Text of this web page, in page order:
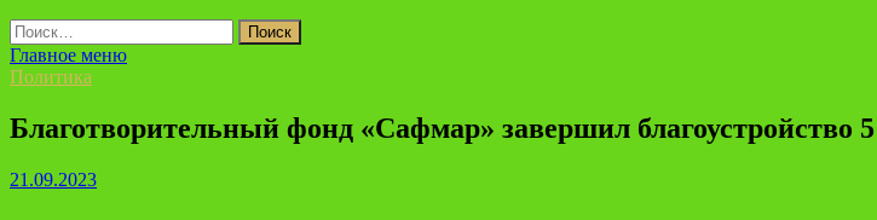
Найти:
Главное меню
Политика
Благотворительный фонд «Сафмар» завершил благоустройство
21.09.2023